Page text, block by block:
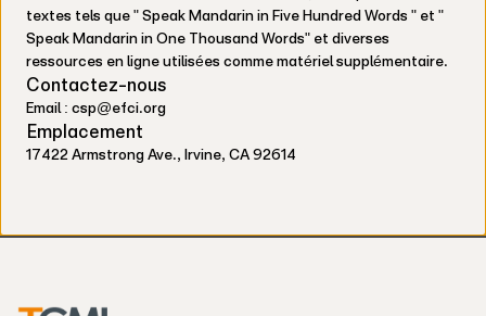
textes tels que " Speak Mandarin in Five Hundred Words " et "
Speak Mandarin in One Thousand Words" et diverses
ressources en ligne utilisées comme matériel supplémentaire.
Contactez-nous
Email : csp@efci.org
Emplacement
17422 Armstrong Ave., Irvine, CA 92614